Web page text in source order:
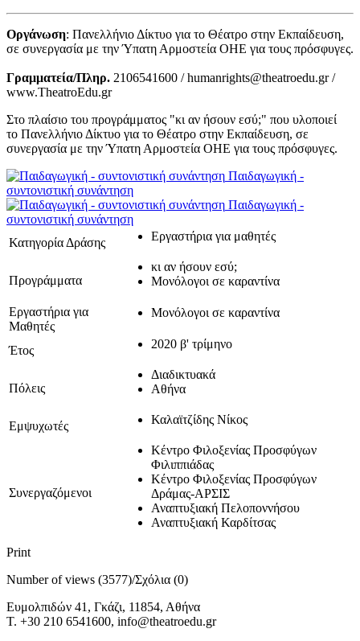
Οργάνωση: Πανελλήνιο Δίκτυο για το Θέατρο στην Εκπαίδευση,
σε συνεργασία με την Ύπατη Αρμοστεία ΟΗΕ για τους πρόσφυγες.
Γραμματεία/Πληρ. 2106541600 / humanrights@theatroedu.gr /
www.TheatroEdu.gr
Στο πλαίσιο του προγράμματος "κι αν ήσουν εσύ;" που υλοποιεί
το Πανελλήνιο Δίκτυο για το Θέατρο στην Εκπαίδευση, σε
συνεργασία με την Ύπατη Αρμοστεία ΟΗΕ για τους πρόσφυγες.
Παιδαγωγική -
συντονιστική συνάντηση
Παιδαγωγική -
συντονιστική συνάντηση
Κατηγορία Δράσης
Εργαστήρια για μαθητές
Προγράμματα
κι αν ήσουν εσύ;
Μονόλογοι σε καραντίνα
Εργαστήρια για
Μαθητές
Μονόλογοι σε καραντίνα
Έτος 2020 β' τρίμηνο
Πόλεις
Διαδικτυακά
Αθήνα
Εμψυχωτές Καλαϊτζίδης Νίκος
Συνεργαζόμενοι
Κέντρο Φιλοξενίας Προσφύγων
Φιλιππιάδας
Κέντρο Φιλοξενίας Προσφύγων
Δράμας-ΑΡΣΙΣ
Αναπτυξιακή Πελοποννήσου
Αναπτυξιακή Καρδίτσας
Print
Number of views (3577)/Σχόλια (0)
Ευμολπιδών 41, Γκάζι, 11854, Αθήνα
T. +30 210 6541600, info@theatroedu.gr